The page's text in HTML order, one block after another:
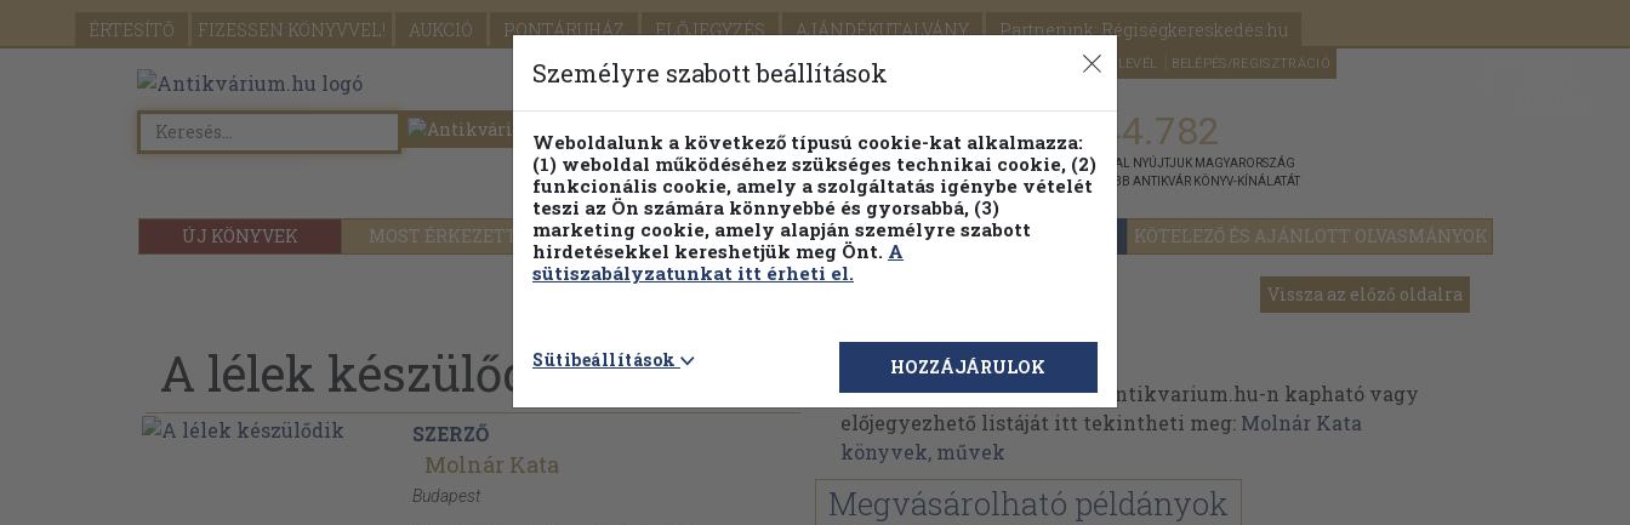
ÉRTESÍTŐ FIZESSEN KÖNYVVEL! AUKCIÓ PONTÁRUHÁZ ELŐJEGYZÉS AJÁNDÉKUTALVÁNY Partnerünk: Régiségkereskedés.hu
SEGÍTSÉG HÍRLEVÉL BELÉPÉS/REGISZTRÁCIÓ
ÚJ KÖNYVEK MOST ÉRKEZETT PILLANATNYI ÁRAINK FENNTARTHATÓ OLVASMÁNYOK KÖTELEZŐ ÉS AJÁNLOTT OLVASMÁNYOK
Részletes kereső Témaköri fa 1.144.782
KIADVÁNNYAL NYÚJTJUK MAGYARORSZÁG
LEGNAGYOBB ANTIKVÁR KÖNYV-KÍNÁLATÁT
Vissza az előző oldalra
A lélek készülődik
SZERZŐ
Molnár Kata
Budapest
Molnár Kata
Molnár Kata műveinek az Antikvarium.hu-n kapható vagy
előjegyezhető listáját itt tekintheti meg: Molnár Kata
könyvek, művek
Megvásárolható példányok
Személyre szabott beállítások
Weboldalunk a következő típusú cookie-kat alkalmazza:
(1) weboldal működéséhez szükséges technikai cookie, (2)
funkcionális cookie, amely a szolgáltatás igénybe vételét
teszi az Ön számára könnyebbé és gyorsabbá, (3)
marketing cookie, amely alapján személyre szabott
hirdetésekkel kereshetjük meg Önt. A
sütiszabályzatunkat itt érheti el.
Sütibeállítások HOZZÁJÁRULOK